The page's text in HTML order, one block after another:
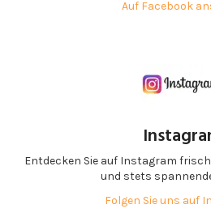
Auf Facebook
Entdecken Sie auf Instagram
und stets
Folgen Sie uns auf